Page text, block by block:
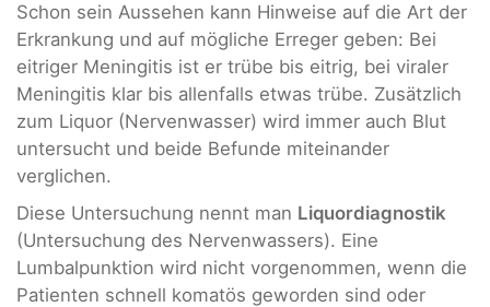
Schon sein Aussehen kann Hinweise auf die Art der
Erkrankung und auf mögliche Erreger geben: Bei
eitriger Meningitis ist er trübe bis eitrig, bei viraler
Meningitis klar bis allenfalls etwas trübe. Zusätzlich
zum Liquor (Nervenwasser) wird immer auch Blut
untersucht und beide Befunde miteinander
verglichen.
Diese Untersuchung nennt man Liquordiagnostik
(Untersuchung des Nervenwassers). Eine
Lumbalpunktion wird nicht vorgenommen, wenn die
Patienten schnell komatös geworden sind oder